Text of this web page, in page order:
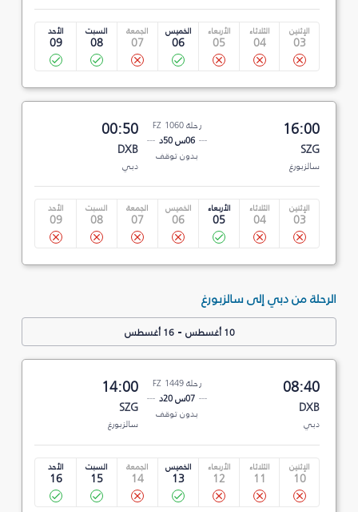
الإثنين
03
الثلاثاء
04
الأربعاء
05
الخميس
06
الجمعة
07
السبت
08
الأحد
09
16:00
SZG
سالزبورغ
رحلة FZ 1060
06س 50د
بدون توقف
00:50
DXB
دبي
الإثنين
03
الثلاثاء
04
الأربعاء
05
الخميس
06
الجمعة
07
السبت
08
الأحد
09
الرحلة من دبي إلى سالزبورغ
10 أغسطس -16 أغسطس
08:40
DXB
دبي
رحلة FZ 1449
07س 20د
بدون توقف
14:00
SZG
سالزبورغ
الإثنين
10
الثلاثاء
11
الأربعاء
12
الخميس
13
الجمعة
14
السبت
15
الأحد
16